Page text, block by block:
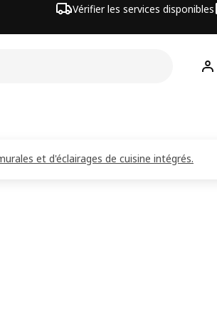
Vérifier les services disponibles
Hej
et d'éclairages de cuisine intégrés.